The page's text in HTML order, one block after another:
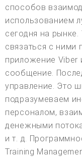
способов
использованием
сегодня на
связаться с ними
приложение Viber
сообщение.
управление. Это
подразумеваем
персоналом,
денежными
и т. д.
Training